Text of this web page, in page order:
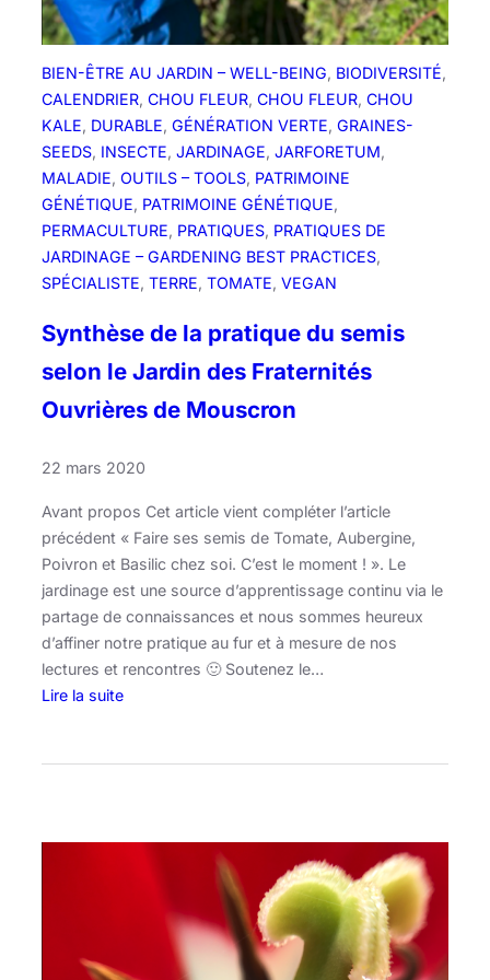
o
i
BIEN-ÊTRE AU JARDIN – WELL-BEING, BIODIVERSITÉ
CALENDRIER, CHOU FLEUR, CHOU FLEUR, CHOU
KALE, DURABLE, GÉNÉRATION VERTE, GRAINES-
SEEDS, INSECTE, JARDINAGE, JARFORETUM
MALADIE, OUTILS – TOOLS, PATRIMOINE
GÉNÉTIQUE, PATRIMOINE GÉNÉTIQUE
PERMACULTURE, PRATIQUES, PRATIQUES DE
JARDINAGE – GARDENING BEST PRACTICES
SPÉCIALISTE, TERRE, TOMATE, VEGAN
Synthèse de la pratique du semis
selon le Jardin des Fraternités
Ouvrières de Mouscron
22 mars 2020
Avant propos Cet article vient compléter l’article
précédent « Faire ses semis de Tomate, Aubergine,
Poivron et Basilic chez soi. C’est le moment ! ». Le
jardinage est une source d’apprentissage continu via le
partage de connaissances et nous sommes heureux
d’affiner notre pratique au fur et à mesure de nos
lectures et rencontres 🙂 Soutenez le…
Lire la suite